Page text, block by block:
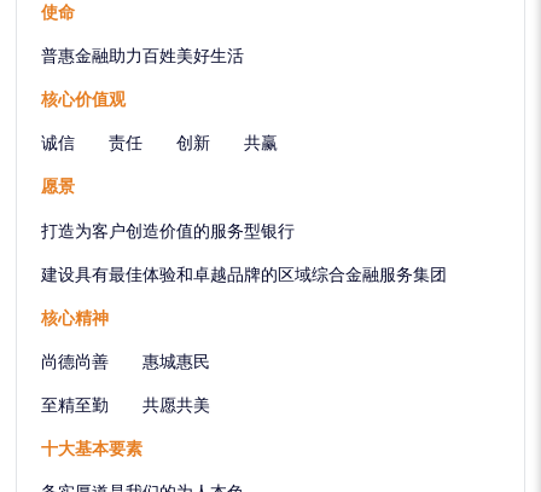
使命
普惠金融助力百姓美好生活
核心价值观
诚信 责任 创新 共赢
愿景
打造为客户创造价值的服务型银行
建设具有最佳体验和卓越品牌的区域综合金融服务集团
核心精神
尚德尚善 惠城惠民
至精至勤 共愿共美
十大基本要素